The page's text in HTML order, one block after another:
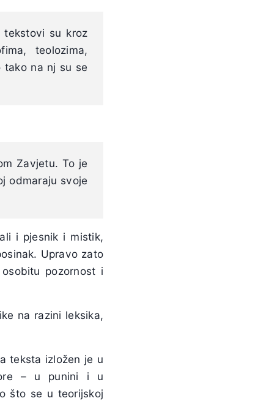
tekstovi su kroz
teolozima,
tako na nj su se
Zavjetu. To je
odmaraju svoje
i pjesnik i mistik,
Upravo zato
pozornost i
na razini leksika,
teksta izložen je u
– u punini i u
što se u teorijskoj